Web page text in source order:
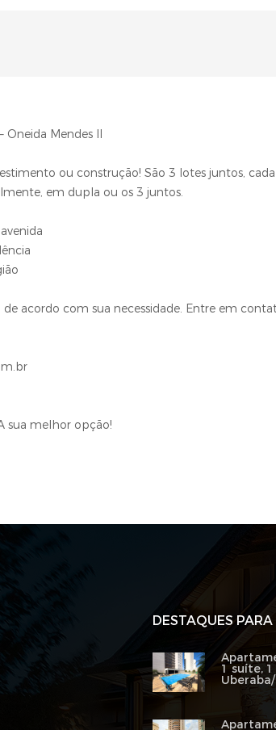
Oneida Mendes II
ou construção! São 3 lotes juntos,
em dupla ou os 3 juntos.
acordo com sua necessidade. Entre em
sua melhor opção!
DESTAQUES
1 suíte,